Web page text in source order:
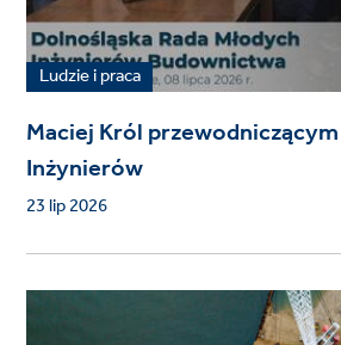
Ludzie i praca
Maciej Król
Inżynierów
23 lip 2026